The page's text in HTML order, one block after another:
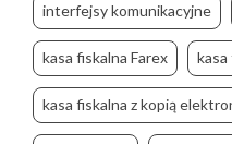
interfejsy komunikacyjne
kasa fiskalna Farex kasa
kasa fiskalna z kopią